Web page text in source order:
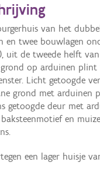
van het
en twee bouwlagen
uit de tweede helft
grond op arduinen
Licht getoogde
grond met arduinen
getoogde deur met
en
een lager huisje